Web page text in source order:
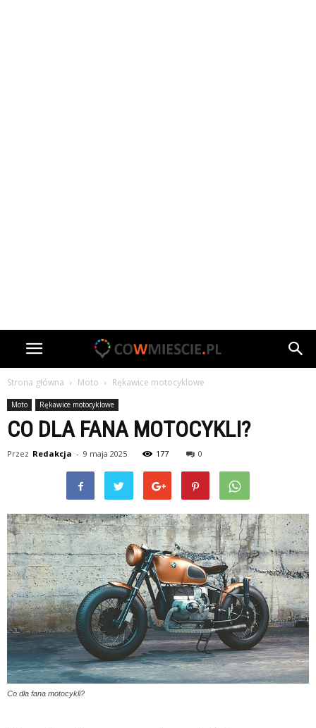
Strona główna Moto Rękawice motocyklowe
Moto Rękawice motocyklowe
CO DLA FANA MOTOCYKLI?
Przez Redakcja - 9 maja 2025 177 0
Co dla fana motocykli?